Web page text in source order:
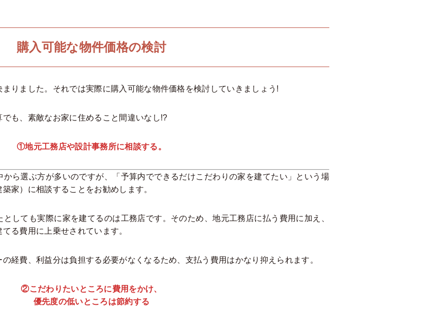
購入可能な物件価格の検討
りました。それでは実際に購入可能な物件価格を検討していきましょう!
も、素敵なお家に住めること間違いなし!?
①地元工務店や設計事務所に相談する。
ら選ぶ方が多いのですが、「予算内でできるだけこだわりの家を建てたい」という場
家）に相談することをお勧めします。
しても実際に家を建てるのは工務店です。そのため、地元工務店に払う費用に加え、
る費用に上乗せされています。
経費、利益分は負担する必要がなくなるため、支払う費用はかなり抑えられます。
②こだわりたいところに費用をかけ、
優先度の低いところは節約する